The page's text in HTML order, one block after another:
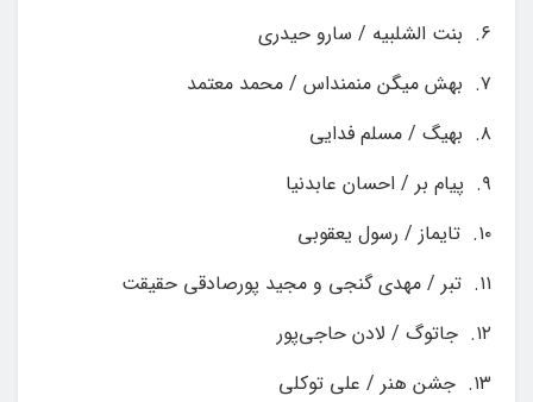
۶. بنت الشلبیه / سارو حیدری
۷. بهش میگن منمنداس / محمد معتمد
۸. بهیگ / مسلم فدایی
۹. پیام بر / احسان عابدنیا
۱۰. تایماز / رسول یعقوبی
۱۱. تبر / مهدی گنجی و مجید پورصادقی حقیقت
۱۲. جاتوگ / لادن حاجی‌پور
۱۳. جشن هنر / علی توکلی